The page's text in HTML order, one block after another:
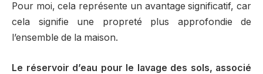
Pour moi, cela représente un avantage significatif, car
cela signifie une propreté plus approfondie de
l’ensemble de la maison.
Le réservoir d’eau pour le lavage des sols, associé